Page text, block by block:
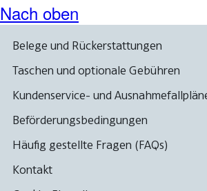
Nach oben
Belege und Rückerstattungen
Taschen und optionale Gebühren
Kundenservice- und
Beförderungsbedingungen
Häufig gestellte Fragen (FAQs)
Kontakt